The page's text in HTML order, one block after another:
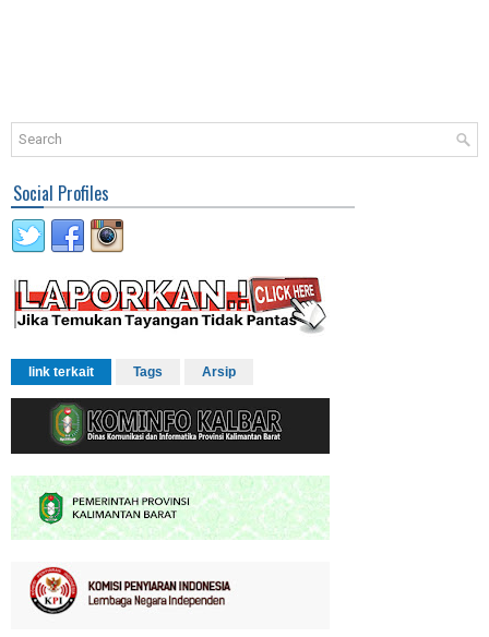
Social Profiles
link terkait Tags Arsip